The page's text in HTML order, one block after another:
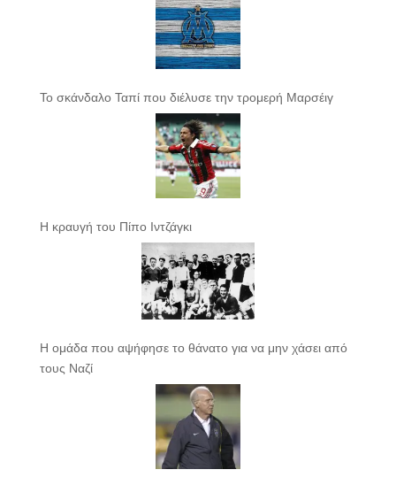
Το σκάνδαλο Ταπί που διέλυσε την τρομερή Μαρσέιγ
Η κραυγή του Πίπο Ιντζάγκι
Η ομάδα που αψήφησε το θάνατο για να μην χάσει από
τους Ναζί